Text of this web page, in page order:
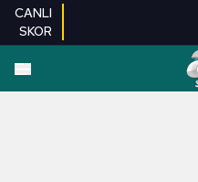
CANLI
SKOR